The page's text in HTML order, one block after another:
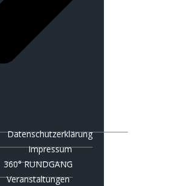
Datenschutzerklärung
Impressum
360° RUNDGANG
Veranstaltungen